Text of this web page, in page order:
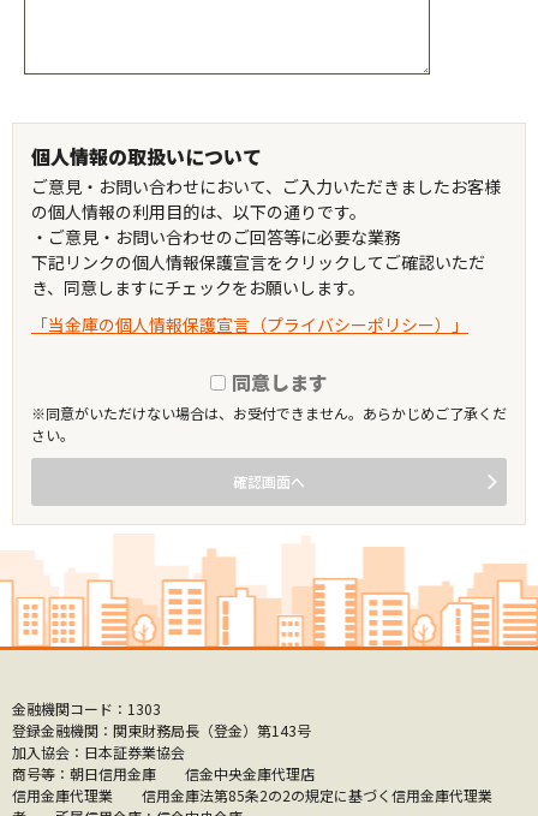
個人情報の取扱いについて
ご意見・お問い合わせにおいて、ご入力いただきましたお客様
の個人情報の利用目的は、以下の通りです。
・ご意見・お問い合わせのご回答等に必要な業務
下記リンクの個人情報保護宣言をクリックしてご確認いただ
き、同意しますにチェックをお願いします。
「当金庫の個人情報保護宣言（プライバシーポリシー）」
同意します
※同意がいただけない場合は、お受付できません。あらかじめご了承くだ
さい。
確認画面へ
金融機関コード：1303
登録金融機関：関東財務局長（登金）第143号
加入協会：日本証券業協会
商号等：朝日信用金庫 信金中央金庫代理店
信用金庫代理業 信用金庫法第85条2の2の規定に基づく信用金庫代理業